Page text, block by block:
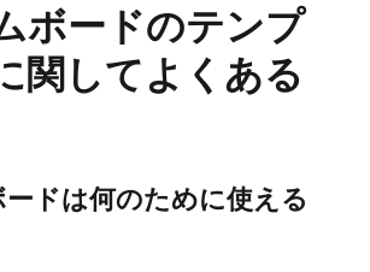
ボードのテンプ
関してよくある
ドは何のために使える